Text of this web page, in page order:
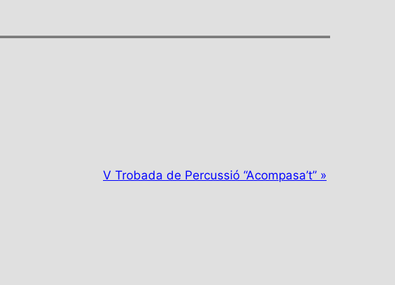
V Trobada de Percussió “Acompasa’t” »